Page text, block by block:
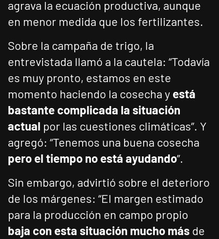
agrava la ecuación productiva, aunque
en menor medida que los fertilizantes.
Sobre la campaña de trigo, la
entrevistada llamó a la cautela: “Todavía
es muy pronto, estamos en este
momento haciendo la cosecha y está
bastante complicada la situación
actual por las cuestiones climáticas”. Y
agregó: “Tenemos una buena cosecha
pero el tiempo no está ayudando”.
Sin embargo, advirtió sobre el deterioro
de los márgenes: “El margen estimado
para la producción en campo propio
baja con esta situación mucho más de